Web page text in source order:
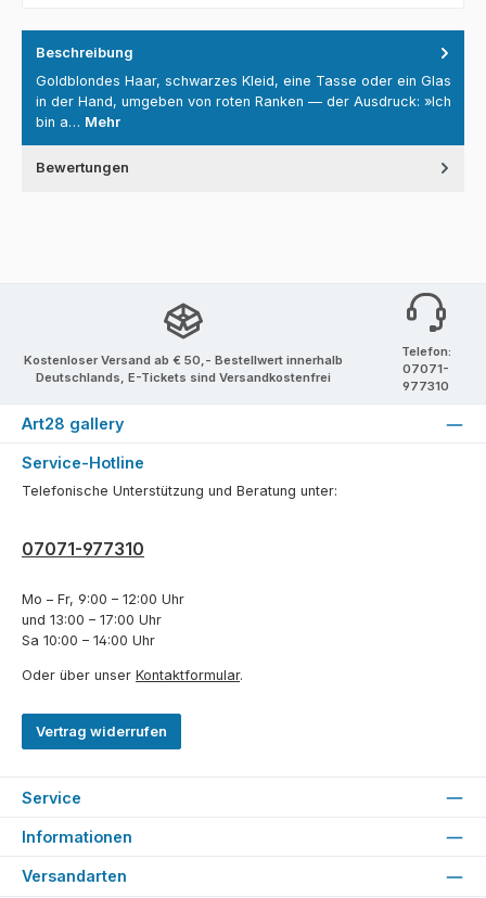
Beschreibung
Goldblondes Haar, schwarzes Kleid, eine Tasse oder ein Glas
in der Hand, umgeben von roten Ranken — der Ausdruck: »Ich
bin a… Mehr
Bewertungen
Kostenloser Versand ab € 50,- Bestellwert innerhalb
Deutschlands, E-Tickets sind Versandkostenfrei
Telefon:
07071-
977310
Art28 gallery
Service-Hotline
Telefonische Unterstützung und Beratung unter:
07071-977310
Mo – Fr, 9:00 – 12:00 Uhr
und 13:00 – 17:00 Uhr
Sa 10:00 – 14:00 Uhr
Oder über unser Kontaktformular.
Vertrag widerrufen
Service
Informationen
Versandarten